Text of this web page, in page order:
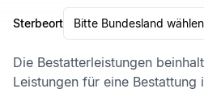
Sterbeort Bitte Bundesland wählen
Die Bestatterleistungen
Leistungen für eine Bestattung